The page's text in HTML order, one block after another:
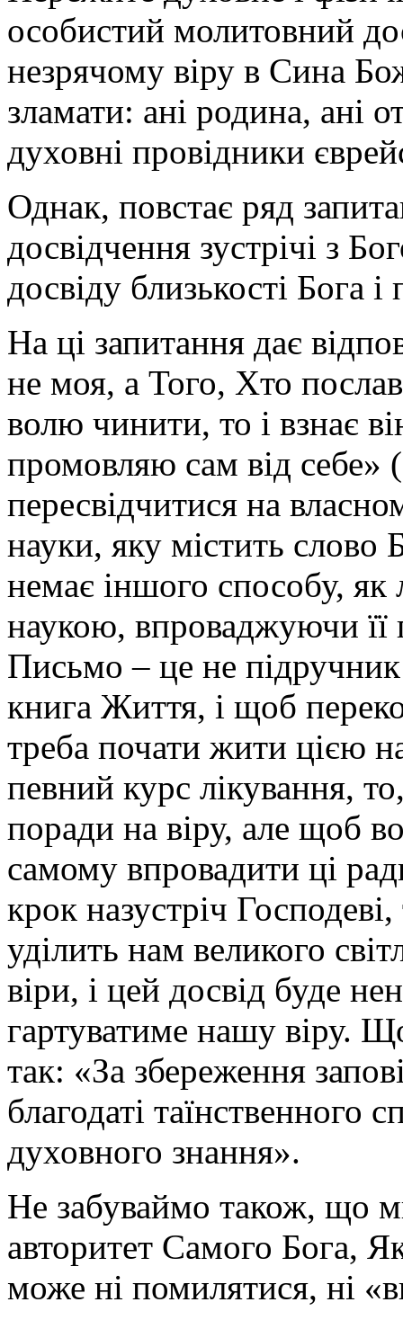
особистий молитовний
незрячому віру в Сина
зламати: ані родина, ані
духовні провідники
Однак, повстає ряд
досвідчення зустрічі з
досвіду близькості Бога і
На ці запитання дає
не моя, а Того, Хто
волю чинити, то і взнає
промовляю сам від
пересвідчитися на
науки, яку містить слово
немає іншого способу,
наукою, впроваджуючи
Письмо – це не підручник
книга Життя, і щоб
треба почати жити цією
певний курс лікування,
поради на віру, але щоб
самому впровадити ці
крок назустріч
уділить нам великого
віри, і цей досвід буде
гартуватиме нашу віру.
так: «За збереження
благодаті таїнственного
духовного знання».
Не забуваймо також, що
авторитет Самого Бога,
може ні помилятися, ні